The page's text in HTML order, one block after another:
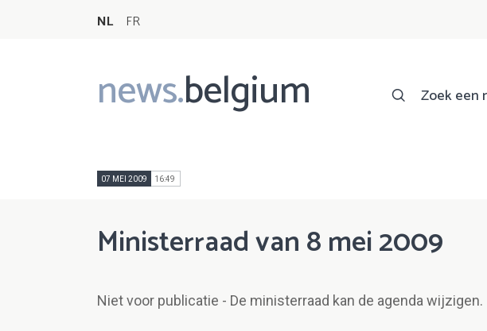
NL FR
news.belgium
Main
navigation
Zoek een
07 MEI 2009 16:49
Ministerraad van 8 mei 2009
Niet voor publicatie - De ministerraad kan de agenda wijzigen.